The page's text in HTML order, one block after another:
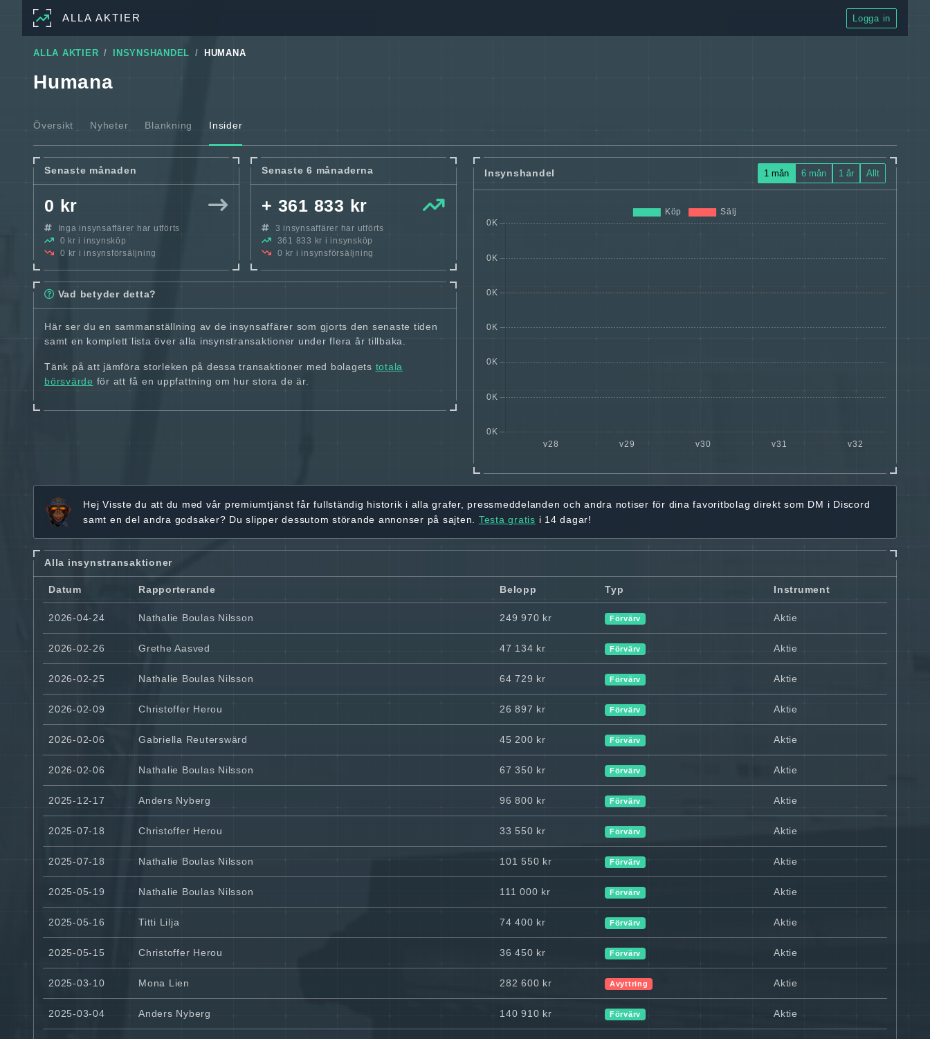
ALLA AKTIER Logga in
ALLA AKTIER INSYNSHANDEL HUMANA
Humana
Översikt Nyheter Blankning Insider
Senaste månaden
0 kr
Inga insynsaffärer har utförts
0 kr i insynsköp
0 kr i insynsförsäljning
Senaste 6 månaderna
+ 361 833 kr
3 insynsaffärer har utförts
361 833 kr i insynsköp
0 kr i insynsförsäljning
Vad betyder detta?
Här ser du en sammanställning av de insynsaffärer som gjorts den senaste tiden
samt en komplett lista över alla insynstransaktioner under flera år tillbaka.
Tänk på att jämföra storleken på dessa transaktioner med bolagets totala
börsvärde för att få en uppfattning om hur stora de är.
Insynshandel 1 mån 6 mån 1 år Allt
Hej Visste du att du med vår premiumtjänst fårfullständig historik i alla grafer, pressmeddelanden och andra notiser för dina favoritbolag direkt som DM i Discord
samt en del andra godsaker? Du slipper dessutom störande annonser på sajten. Testa gratis i 14 dagar!
Alla insynstransaktioner
Datum Rapporterande Belopp Typ Instrument
2026-04-24 Nathalie Boulas Nilsson 249 970 kr Förvärv Aktie
2026-02-26 Grethe Aasved 47 134 kr Förvärv Aktie
2026-02-25 Nathalie Boulas Nilsson 64 729 kr Förvärv Aktie
2026-02-09 Christoffer Herou 26 897 kr Förvärv Aktie
2026-02-06 Gabriella Reuterswärd 45 200 kr Förvärv Aktie
2026-02-06 Nathalie Boulas Nilsson 67 350 kr Förvärv Aktie
2025-12-17 Anders Nyberg 96 800 kr Förvärv Aktie
2025-07-18 Christoffer Herou 33 550 kr Förvärv Aktie
2025-07-18 Nathalie Boulas Nilsson 101 550 kr Förvärv Aktie
2025-05-19 Nathalie Boulas Nilsson 111 000 kr Förvärv Aktie
2025-05-16 Titti Lilja 74 400 kr Förvärv Aktie
2025-05-15 Christoffer Herou 36 450 kr Förvärv Aktie
2025-03-10 Mona Lien 282 600 kr Avyttring Aktie
2025-03-04 Anders Nyberg 140 910 kr Förvärv Aktie